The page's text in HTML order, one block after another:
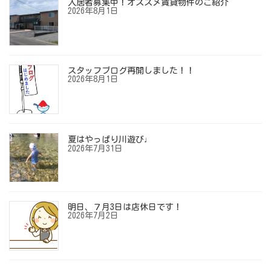
入居者募集中！オススメ賃貸物件のご紹介
2026年8月1日
スタッフブログ再開しました！！
2026年8月1日
夏はやっぱり川遊び♩
2026年7月31日
明日、７月3日は店休日です！
2026年7月2日